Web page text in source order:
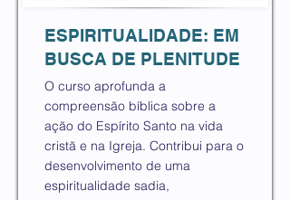
ESPIRITUALIDADE: EM
BUSCA DE PLENITUDE
O curso aprofunda a
compreensão bíblica sobre a
ação do Espírito Santo na vida
cristã e na Igreja. Contribui para o
desenvolvimento de uma
espiritualidade sadia,